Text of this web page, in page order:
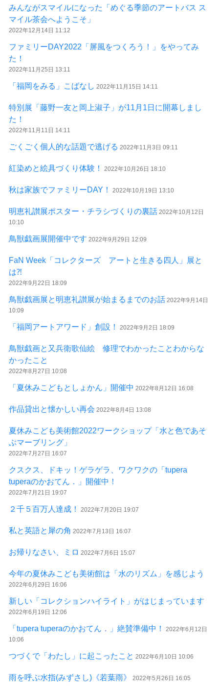
みんながスマイルになった「めぐる季節のアートバス ス
マイル茶会へようこそ」
2022年12月14日 11:12
ファミリーDAY2022「屏風をつくろう！」をやってみ
た！
2022年11月25日 13:11
「福岡をみる」こばなし 2022年11月15日 14:11
特別展「藤野一友と岡上淑子」が11月1日に開幕しまし
た！
2022年11月11日 14:11
ごくごく個人的な話題で逃げる 2022年11月3日 09:11
紅染めと絵具づくり体験！ 2022年10月26日 18:10
秋は家族でファミリーDAY！ 2022年10月19日 13:10
明恵礼讃展ポスター・チラシづくりの裏話 2022年10月12日
10:10
鳥獣戯画展開催中です 2022年9月29日 12:09
FaN Week「コレクターズ アートと生きる四人」展と
は⁈
2022年9月22日 18:09
鳥獣戯画展と明恵礼讃展が始まるまでのお話 2022年9月14日
10:09
「福岡アートアワード」創設！ 2022年9月2日 18:09
鳥獣戯画と又兵衛歌仙絵 修理でわかったことわからな
かったこと
2022年8月27日 10:08
「夏休みこどもとしょかん」開催中 2022年8月12日 16:08
作品貸出と懐かしい再会 2022年8月4日 13:08
夏休みこども美術館2022ワークショップ「水と色であそ
ぶマーブリング」
2022年7月27日 16:07
クスクス、ドキッ！ゲラゲラ、ワクワクの「tupera
tuperaのかおてん．」開催中！
2022年7月21日 19:07
２千５百万人達成！ 2022年7月20日 19:07
私と英語と犀の角 2022年7月13日 16:07
お帰りなさい、ミロ 2022年7月6日 15:07
今年の夏休みこども美術館は「水のリズム」を感じよう
2022年6月29日 16:06
新しい「コレクションハイライト」がはじまっています
2022年6月19日 12:06
「tupera tuperaのかおてん．」絶賛準備中！
2022年6月12日
10:06
つづくで「わたし」に起こったこと 2022年6月10日 10:06
雨を呼ぶ水指(みずさし)《若葉雨》 2022年5月26日 16:05